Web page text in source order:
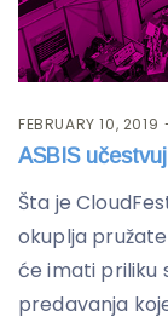
FEBRUARY 10, 2019
ASBIS
Šta je
okuplja
će imati priliku
predavanja